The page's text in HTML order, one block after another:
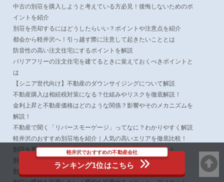
中古の別荘を購入しようと考えている方必見！後悔しないためのポ
イントを紹介
別荘を売却するにはどうしたらいい？ポイントや注意点を紹介
都会から軽井沢へ！引っ越す際に注意して起きたいこととは
防音性の高い注文住宅にするポイントを解説
バリアフリーの注文住宅を建てるときに覚えておくべきポイントと
は
【シニア世代向け】不動産のダウンサイジングについて解説
不動産購入は相続税対策になる？仕組みやリスクを徹底解説！
金利上昇と不動産価格はどのような関係？影響やそのメカニズムを
解説！
不動産で聞く「リバースモーゲージ」ってなに？わかりやすく解説
軽井沢のおすすめ別荘地を紹介｜人気の高いエリアを徹底比較！
別荘を買うと後悔する？よくある失敗例とチェックポイント
別荘を購入するときの注意点を紹介！後悔しないためには？
別荘レンタルと購入どっちがいいの？メリットとデメリット
軽井沢でおすすめの不動産会社
ランキング1位はこちら